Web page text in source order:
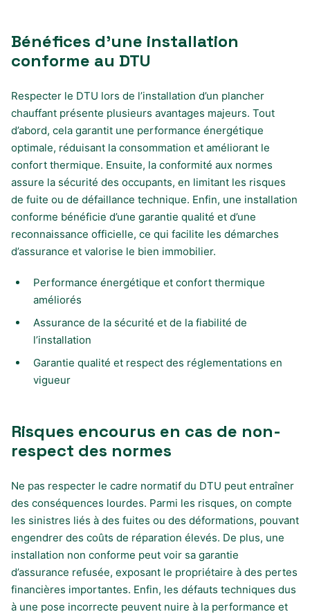
Bénéfices d’une installation
conforme au DTU
Respecter le DTU lors de l’installation d’un plancher
chauffant présente plusieurs avantages majeurs. Tout
d’abord, cela garantit une performance énergétique
optimale, réduisant la consommation et améliorant le
confort thermique. Ensuite, la conformité aux normes
assure la sécurité des occupants, en limitant les risques
de fuite ou de défaillance technique. Enfin, une installation
conforme bénéficie d’une garantie qualité et d’une
reconnaissance officielle, ce qui facilite les démarches
d’assurance et valorise le bien immobilier.
Performance énergétique et confort thermique
améliorés
Assurance de la sécurité et de la fiabilité de
l’installation
Garantie qualité et respect des réglementations en
vigueur
Risques encourus en cas de non-
respect des normes
Ne pas respecter le cadre normatif du DTU peut entraîner
des conséquences lourdes. Parmi les risques, on compte
les sinistres liés à des fuites ou des déformations, pouvant
engendrer des coûts de réparation élevés. De plus, une
installation non conforme peut voir sa garantie
d’assurance refusée, exposant le propriétaire à des pertes
financières importantes. Enfin, les défauts techniques dus
à une pose incorrecte peuvent nuire à la performance et